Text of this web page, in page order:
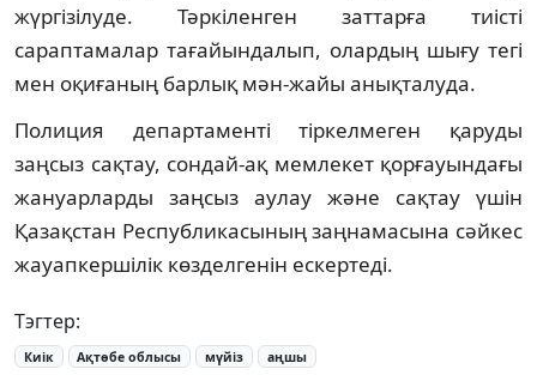
жүргізілуде. Тәркіленген заттарға тиісті
сараптамалар тағайындалып, олардың шығу тегі
мен оқиғаның барлық мән-жайы анықталуда.
Полиция департаменті тіркелмеген қаруды
заңсыз сақтау, сондай-ақ мемлекет қорғауындағы
жануарларды заңсыз аулау және сақтау үшін
Қазақстан Республикасының заңнамасына сәйкес
жауапкершілік көзделгенін ескертеді.
Тэгтер:
Киік Ақтөбе облысы мүйіз аңшы